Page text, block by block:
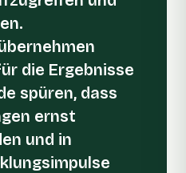
die Ergebnisse
spüren, dass
ernst
und in